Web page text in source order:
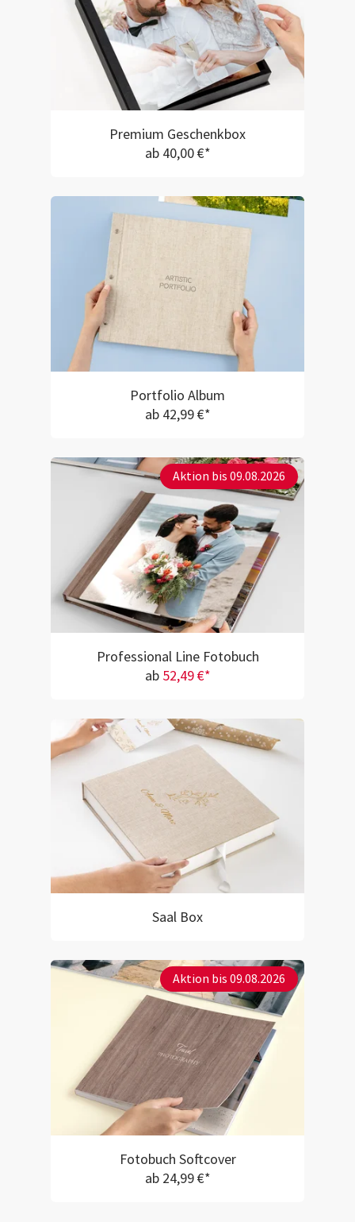
Premium Geschenkbox
ab 40,00 €*
Portfolio Album
ab 42,99 €*
Aktion bis 09.08.2026
Professional Line Fotobuch
ab 52,49 €*
Saal Box
Aktion bis 09.08.2026
Fotobuch Softcover
ab 24,99 €*